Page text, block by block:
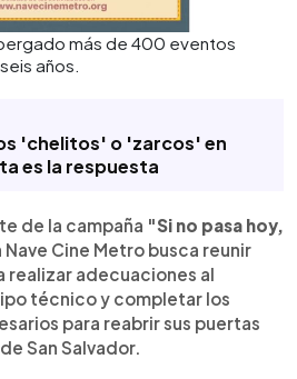
más de 400 eventos
años.
'chelitos' o 'zarcos' en
es la respuesta
de la campaña "Si no pasa hoy,
Nave Cine Metro busca reunir
realizar adecuaciones al
técnico y completar los
para reabrir sus puertas
San Salvador.